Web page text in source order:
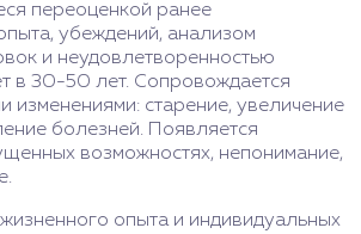
переоценкой ранее
убеждений, анализом
и неудовлетворенностью
в 30-50 лет. Сопровождается
изменениями: старение, увеличение
болезней. Появляется
возможностях, непонимание,
опыта и индивидуальных